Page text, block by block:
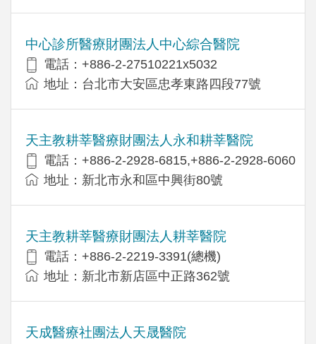
中心診所醫療財團法人中心綜合醫院
電話：+886-2-27510221x5032
地址：台北市大安區忠孝東路四段77號
天主教耕莘醫療財團法人永和耕莘醫院
電話：+886-2-2928-6815,+886-2-2928-6060
地址：新北市永和區中興街80號
天主教耕莘醫療財團法人耕莘醫院
電話：+886-2-2219-3391(總機)
地址：新北市新店區中正路362號
天成醫療社團法人天晟醫院